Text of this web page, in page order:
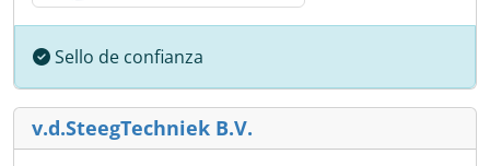
Sello de confianza
v.d.SteegTechniek B.V.